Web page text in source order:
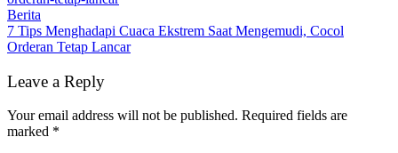
Berita
7 Tips Menghadapi Cuaca Ekstrem Saat Mengemudi, Cocol
Orderan Tetap Lancar
Leave a Reply
Your email address will not be published. Required fields are
marked *